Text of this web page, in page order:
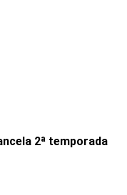
2ª temporada